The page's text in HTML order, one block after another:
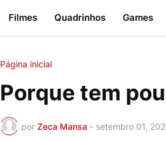
Filmes Quadrinhos Games
Página inicial
Porque tem
por Zeca Mansa - setembro 01,